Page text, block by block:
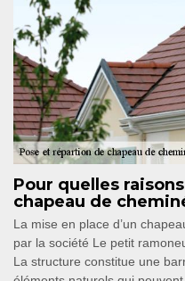
Pour quelles
chapeau de
La mise en place d’un
par la société Le petit
La structure constitue une